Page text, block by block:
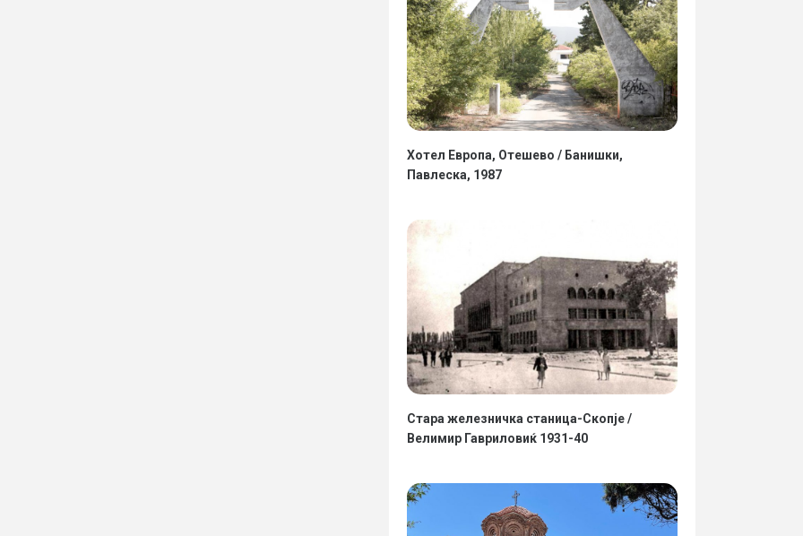
Хотел Европа, Отешево / Банишки,
Павлеска, 1987
Стара железничка станица-Скопје /
Велимир Гавриловиќ 1931-40